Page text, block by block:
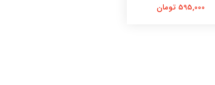
595,000 تومان